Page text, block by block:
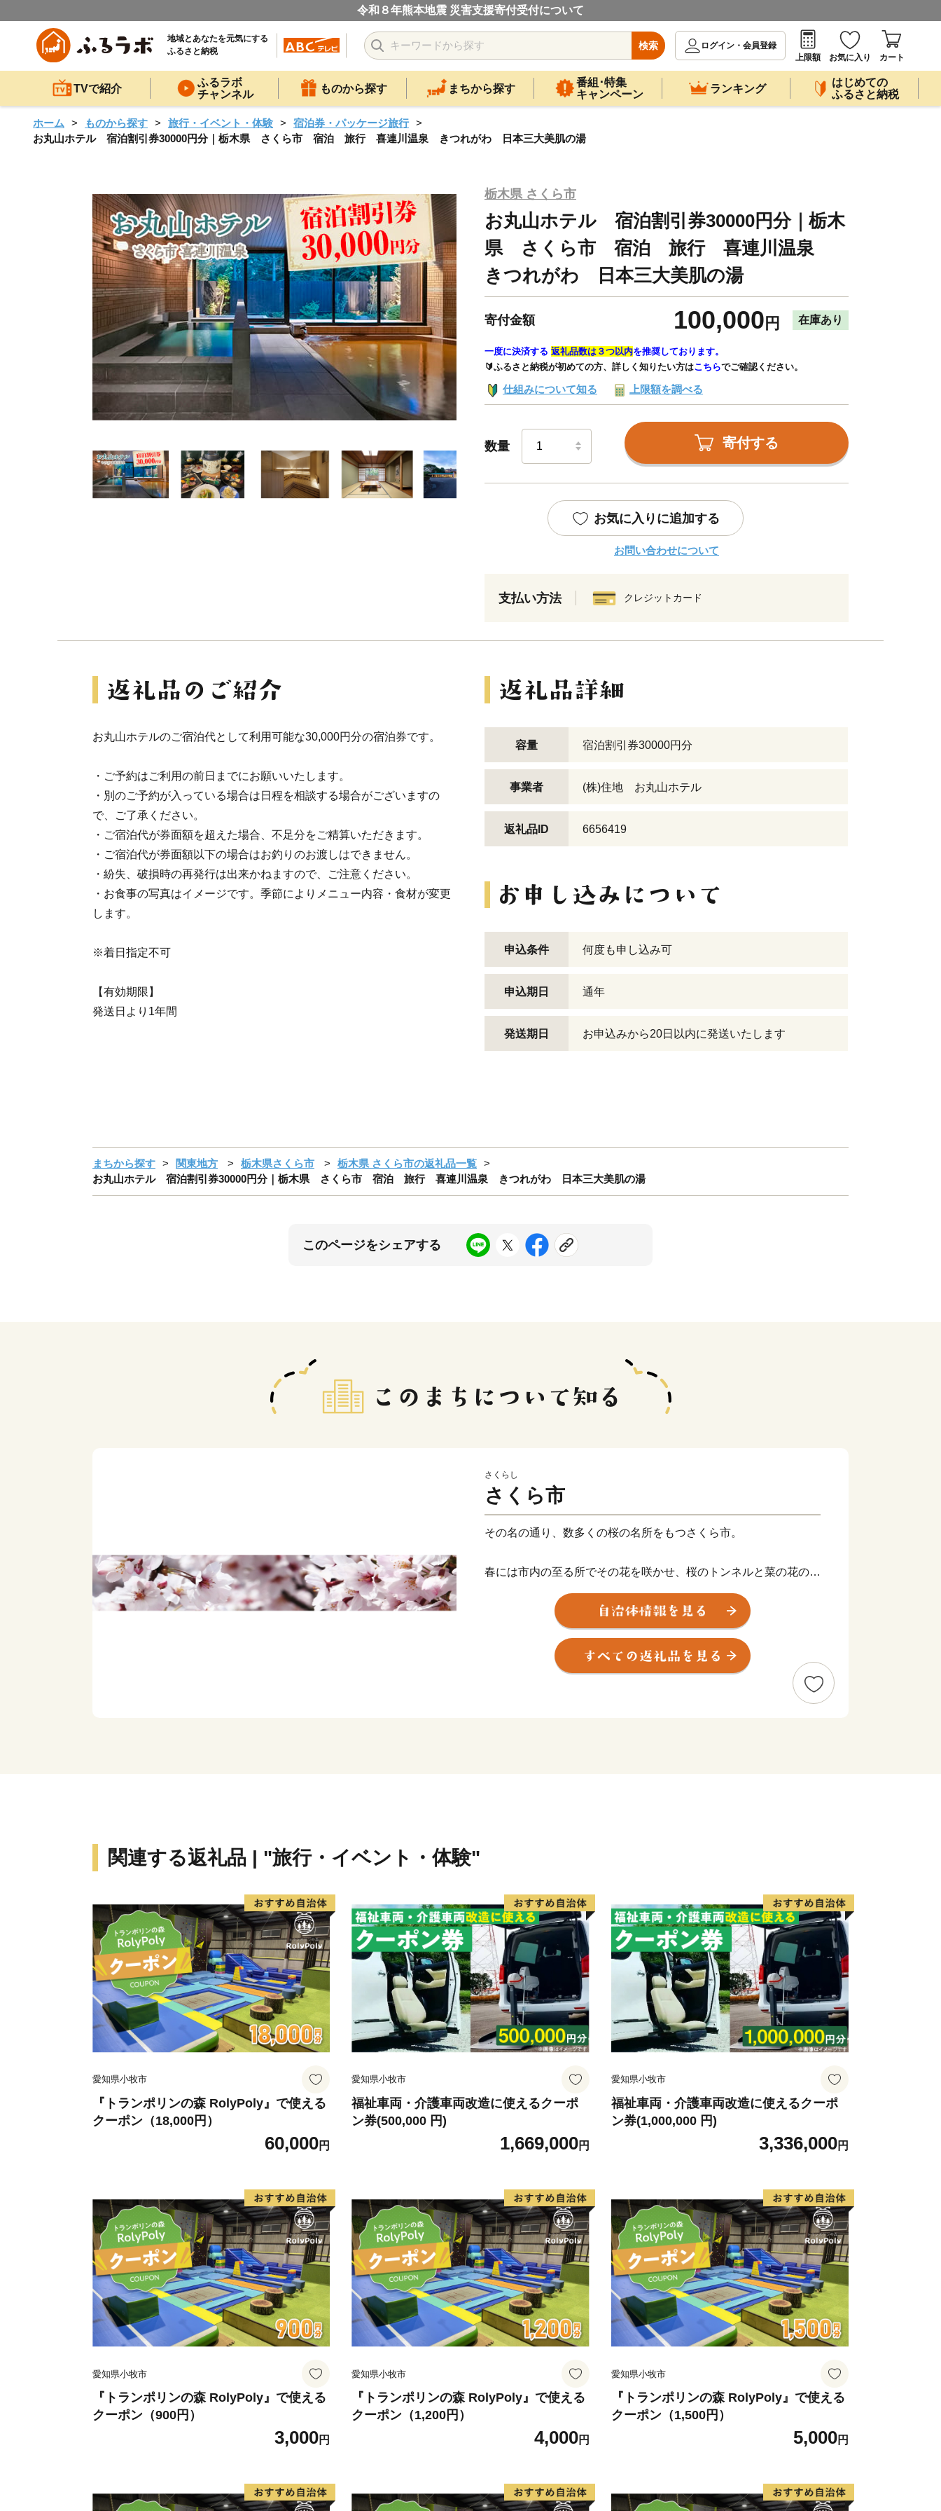
令和８年熊本地震 災害支援寄付受付について
地域とあなたを元気にする
ふるさと納税
検索
ログイン・会員登録
上限額
お気に入り カート
TVで紹介
ふるラボ
チャンネル
ものから探す まちから探す
番組･特集
キャンペーン
ランキング
はじめての
ふるさと納税
ホーム ものから探す 旅行・イベント・体験
宿泊券・パッケージ旅行
お丸山ホテル 宿泊割引券30000円分｜栃木県 さくら市 宿泊 旅行 喜連川温泉 きつれがわ 日本三大美肌の湯
栃木県 さくら市
お丸山ホテル 宿泊割引券30000円分｜栃木
県 さくら市 宿泊 旅行 喜連川温泉
きつれがわ 日本三大美肌の湯
寄付金額 100,000 円 在庫あり
一度に決済する 返礼品数は３つ以内を推奨しております。
🔰ふるさと納税が初めての方、詳しく知りたい方はこちらでご確認ください。
仕組みについて知る 上限額を調べる
数量 寄付する
お気に入りに追加する
お問い合わせについて
支払い方法 クレジットカード
お丸山ホテルのご宿泊代として利用可能な30,000円分の宿泊券です。
・ご予約はご利用の前日までにお願いいたします。
・別のご予約が入っている場合は日程を相談する場合がございますの
で、ご了承ください。
・ご宿泊代が券面額を超えた場合、不足分をご精算いただきます。
・ご宿泊代が券面額以下の場合はお釣りのお渡しはできません。
・紛失、破損時の再発行は出来かねますので、ご注意ください。
・お食事の写真はイメージです。季節によりメニュー内容・食材が変更
します。
※着日指定不可
【有効期限】
発送日より1年間
容量 宿泊割引券30000円分
事業者 (株)住地 お丸山ホテル
返礼品ID 6656419
申込条件 何度も申し込み可
申込期日 通年
発送期日 お申込みから20日以内に発送いたします
まちから探す 関東地方 栃木県さくら市
栃木県 さくら市の返礼品一覧
お丸山ホテル 宿泊割引券30000円分｜栃木県 さくら市 宿泊 旅行 喜連川温泉 きつれがわ 日本三大美肌の湯
このページをシェアする
さくらし
さくら市
その名の通り、数多くの桜の名所をもつさくら市。
春には市内の至る所でその花を咲かせ、桜のトンネルと菜の花の絨
走ることもできます。
かつて、足利尊氏の流れを汲む喜連川氏が治めたこの地は、栃木県
の中央の辺りに
位置し、鬼怒川が流れ、栃木の山々を見渡せる自然豊かな場所で
「桜のまちづくり」
「スポーツ・文化振興」
「栃木SC練習拠点整備」
「さくら市におまかせ」
の６事業から選択して納税ができます。
あなたも一緒に、美しい桜の郷を創ってみませんか。
関連する返礼品 | "旅行・イベント・体験"
愛知県小牧市
『トランポリンの森 RolyPoly』で使える
クーポン（18,000円）
60,000円
愛知県小牧市
福祉車両・介護車両改造に使えるクーポ
ン券(500,000 円)
1,669,000円
愛知県小牧市
福祉車両・介護車両改造に使えるクーポ
ン券(1,000,000 円)
3,336,000円
愛知県小牧市
『トランポリンの森 RolyPoly』で使える
クーポン（900円）
3,000円
愛知県小牧市
『トランポリンの森 RolyPoly』で使える
クーポン（1,200円）
4,000円
愛知県小牧市
『トランポリンの森 RolyPoly』で使える
クーポン（1,500円）
5,000円